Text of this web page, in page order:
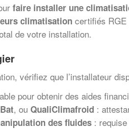
faire installer une
climatisation certifiés RGE
de votre installation.
vérifiez que l’installateur
pour obtenir des aides
, ou QualiClimafroid :
des fluides :